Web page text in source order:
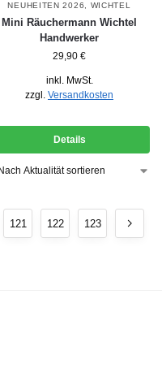
NEUHEITEN 2026
WICHTEL
Mini Räuchermann Wichtel
Handwerker
29,90 €
inkl. MwSt.
zzgl. Versandkosten
Details
121 122 123